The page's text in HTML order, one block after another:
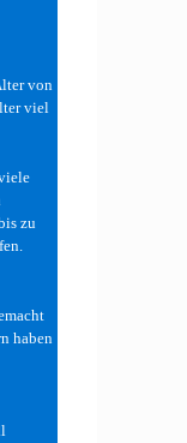
von
viel
zu
haben